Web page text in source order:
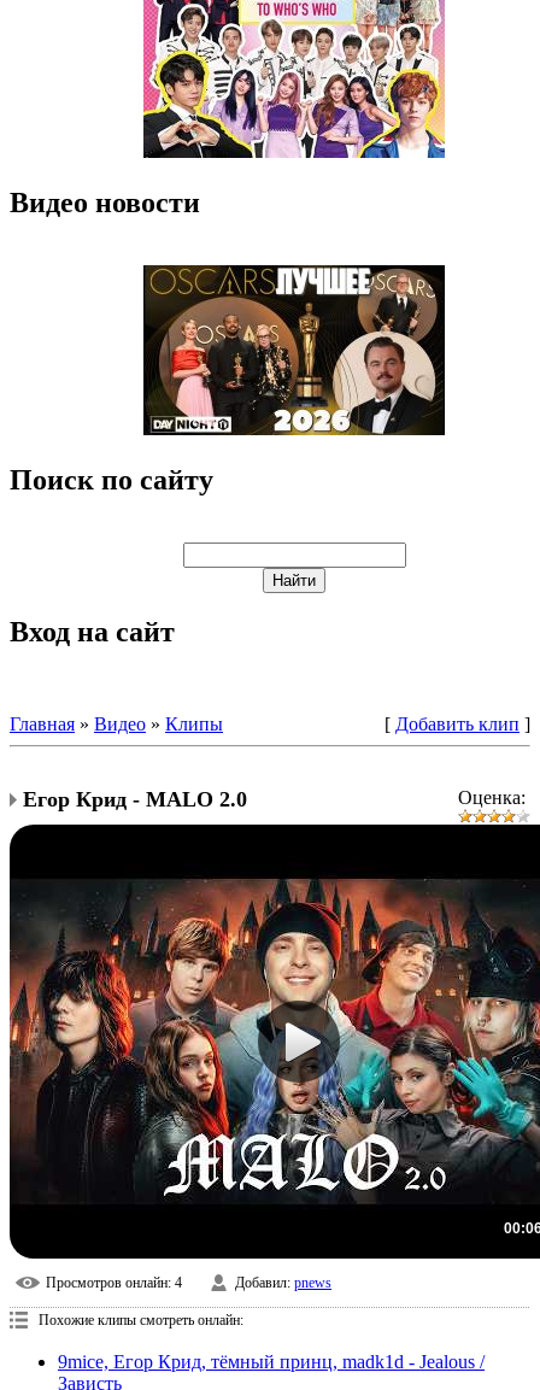
Видео новости
Поиск по сайту
Вход на сайт
Главная » Видео » Клипы [ Добавить клип ]
Оценка:
Егор Крид - MALO 2.0
Просмотров онлайн: 4 Добавил: pnews
Похожие клипы смотреть онлайн:
9mice, Егор Крид, тёмный принц, madk1d - Jealous /
Зависть